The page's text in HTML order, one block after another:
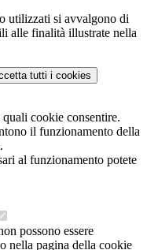
utilizzati si avvalgono di
alle finalità illustrate nella
tutti i cookies
quali cookie consentire.
il funzionamento della
al funzionamento potete
possono essere
nella pagina della cookie